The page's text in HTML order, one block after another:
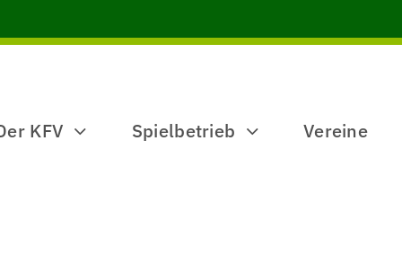
KFV Spielbetrieb Vereine